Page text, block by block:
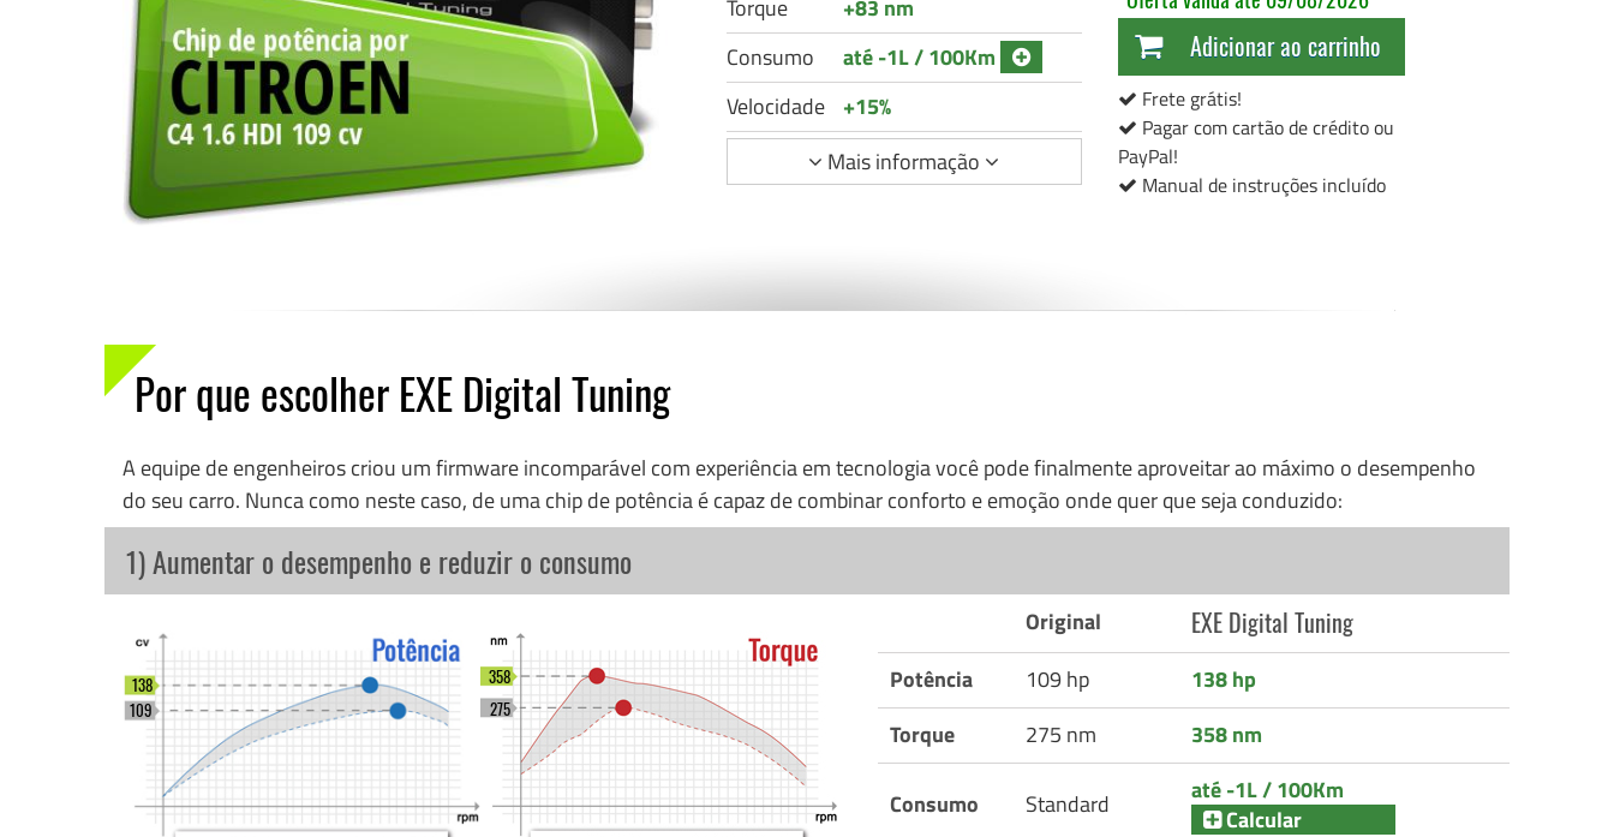
Torque
+83 nm
Consumo
até -1L / 100Km
Velocidade
+15%
Mais informação
Adicionar ao carrinho
Frete grátis!
Pagar com cartão de crédito ou
PayPal!
Manual de instruções incluído
Por que escolher EXE Digital Tuning
A equipe de engenheiros criou um firmware incomparável com experiência em tecnologia você pode finalmente aproveitar ao máximo o desempenho
do seu carro. Nunca como neste caso, de uma chip de potência é capaz de combinar conforto e emoção onde quer que seja conduzido:
1) Aumentar o desempenho e reduzir o consumo
Original EXE Digital Tuning
Potência 109 hp
138 hp
Torque
275 nm 358 nm
Consumo Standard
até -1L / 100Km
Calcular
109
138
275
358